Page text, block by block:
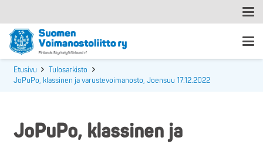
Etusivu
Tulosarkisto
JoPuPo, klassinen ja varustevoimanosto, Joensuu 17.12.2022
JoPuPo, klassinen ja